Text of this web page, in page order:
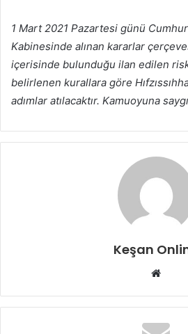
1 Mart 2021 Pazartesi günü
Kabinesinde alınan kararlar
içerisinde bulunduğu ilan edilen
belirlenen kurallara göre
adımlar atılacaktır. Kamuoyuna
Keşan
Web